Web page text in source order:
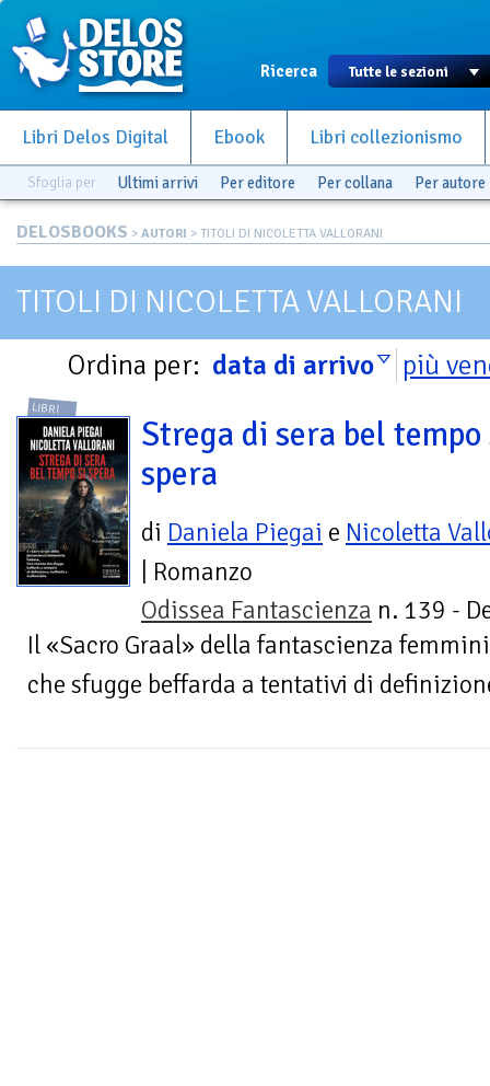
Ricerca
Libri Delos Digital Ebook Libri collezionismo
Sfoglia per Ultimi arrivi Per editore Per collana Per autore
DELOSBOOKS > AUTORI > TITOLI DI NICOLETTA VALLORANI
TITOLI DI NICOLETTA VALLORANI
Ordina per: data di arrivo più
LIBRI
Strega di sera bel tempo
spera
di Daniela Piegai e Nicoletta
| Romanzo
Odissea Fantascienza n. 139 -
Il «Sacro Graal» della fantascienza
che sfugge beffarda a tentativi di